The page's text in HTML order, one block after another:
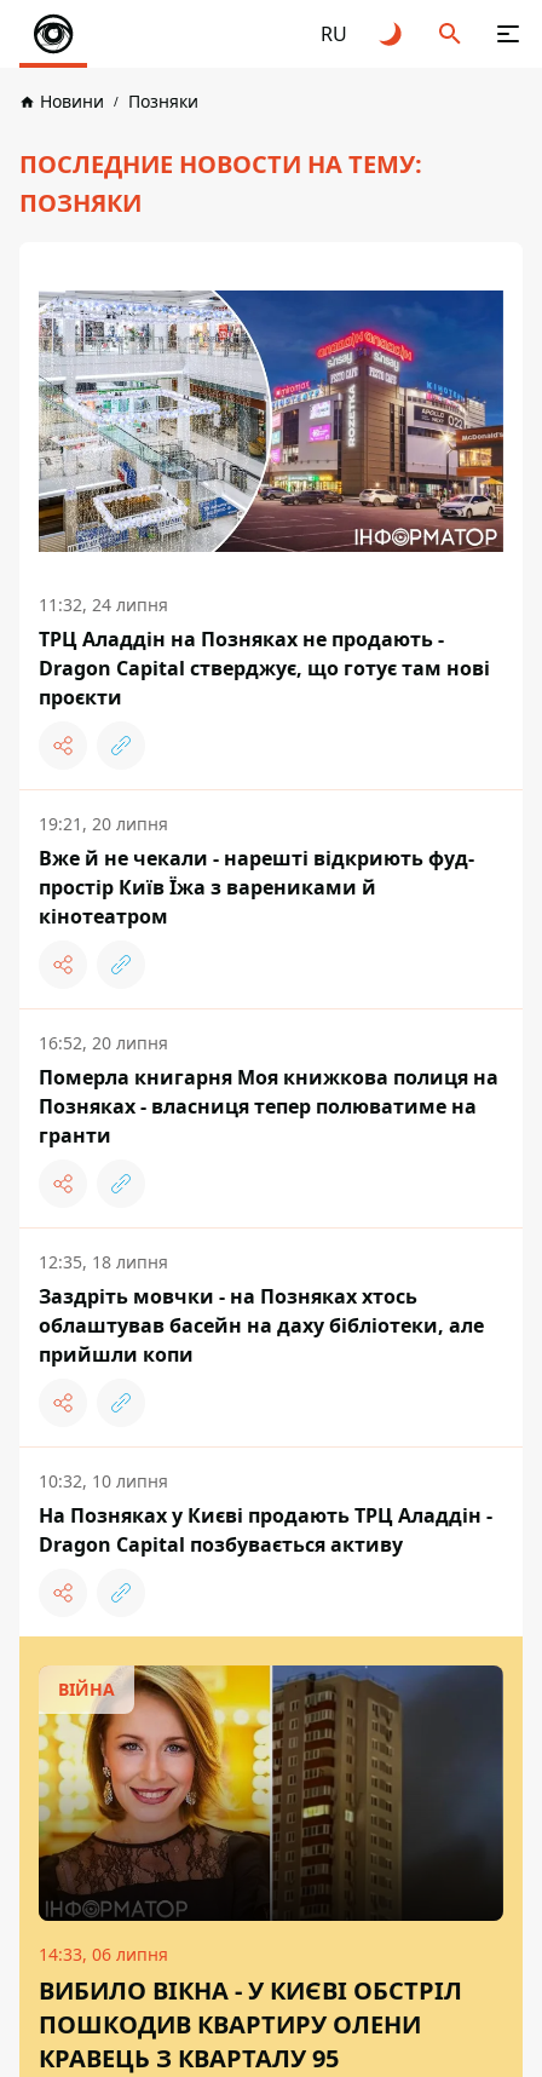
RU
Новини Позняки
ПОСЛЕДНИЕ НОВОСТИ НА ТЕМУ:
ПОЗНЯКИ
11:32, 24 липня
ТРЦ Аладдін на Позняках не продають -
Dragon Capital стверджує, що готує там нові
проєкти
19:21, 20 липня
Вже й не чекали - нарешті відкриють фуд-
простір Київ Їжа з варениками й
кінотеатром
16:52, 20 липня
Померла книгарня Моя книжкова полиця на
Позняках - власниця тепер полюватиме на
гранти
12:35, 18 липня
Заздріть мовчки - на Позняках хтось
облаштував басейн на даху бібліотеки, але
прийшли копи
10:32, 10 липня
На Позняках у Києві продають ТРЦ Аладдін -
Dragon Capital позбувається активу
ВІЙНА
14:33, 06 липня
ВИБИЛО ВІКНА - У КИЄВІ ОБСТРІЛ
ПОШКОДИВ КВАРТИРУ ОЛЕНИ
КРАВЕЦЬ З КВАРТАЛУ 95